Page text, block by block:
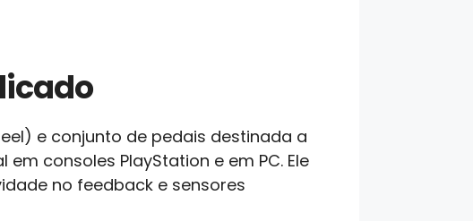
e conjunto de pedais destinada a
consoles PlayStation e em PC. Ele
no feedback e sensores